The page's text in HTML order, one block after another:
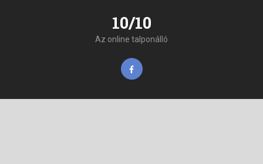
10/10
Az online talponálló